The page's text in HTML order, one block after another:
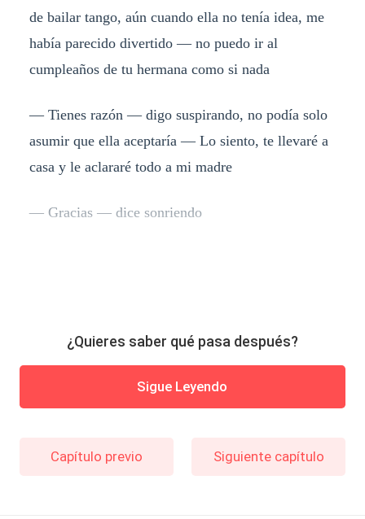
de bailar tango, aún cuando ella no tenía idea, me
había parecido divertido — no puedo ir al
cumpleaños de tu hermana como si nada
— Tienes razón — digo suspirando, no podía solo
asumir que ella aceptaría — Lo siento, te llevaré a
casa y le aclararé todo a mi madre
— Gracias — dice sonriendo
¿Quieres saber qué pasa después?
Sigue Leyendo
Capítulo previo Siguiente capítulo